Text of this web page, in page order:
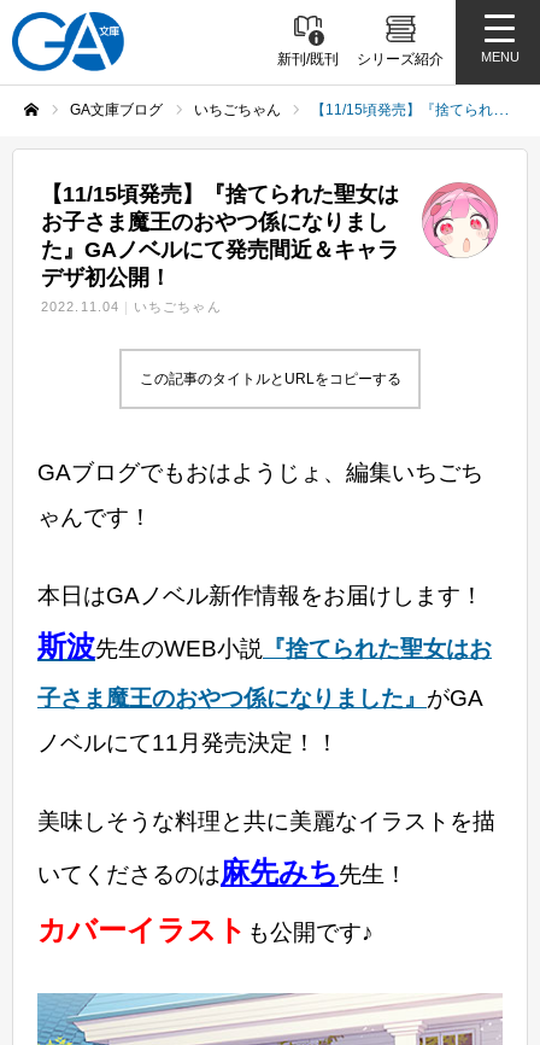
新刊/既刊 シリーズ紹介 MENU
GA文庫ブログ いちごちゃん 【11/15頃発売】『捨てられた聖女はお子さま魔王のおやつ係になりました』GAノベルにて発売間近＆キャラデザ初公開！
【11/15頃発売】『捨てられた聖女は
お子さま魔王のおやつ係になりまし
た』GAノベルにて発売間近＆キャラ
デザ初公開！
2022.11.04 いちごちゃん
この記事のタイトルとURLをコピーする
GAブログでもおはようじょ、編集いちごち
ゃんです！
本日はGAノベル新作情報をお届けします！
斯波先生のWEB小説 『捨てられた聖女はお
子さま魔王のおやつ係になりました』 がGA
ノベルにて11月発売決定！！
美味しそうな料理と共に美麗なイラストを描
いてくださるのは麻先みち先生！
カバーイラスト も公開です♪